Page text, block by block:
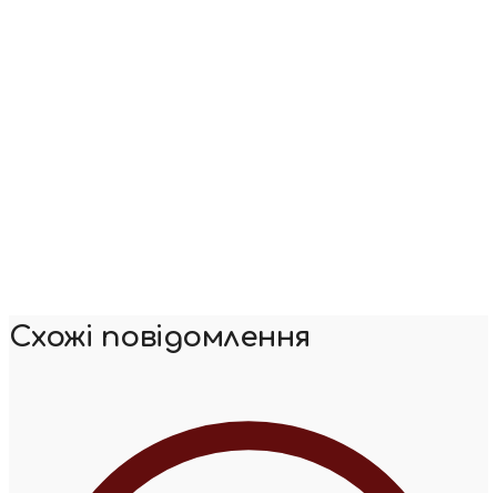
Схожі повідомлення